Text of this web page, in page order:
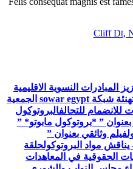
المبادرات النسوية الاقليمية
تهنئة شبكة sowar egypt الجمعية
للانضمام للتحالفالبروتوكول
بعنوان ” *بروتوكول مابوتو* ”
فيلم وثائقي بعنوان ”
مواد البروتوكولحلقة
الحقوقية في المعاهدات